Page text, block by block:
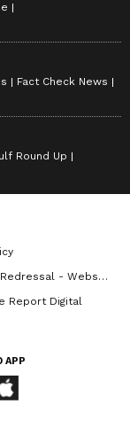
Fact Check News
Round Up
- Website
Report Digital
APP